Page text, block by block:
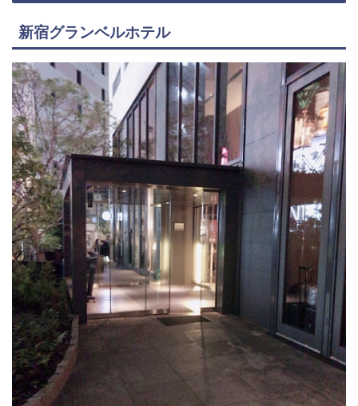
新宿グランベルホテル